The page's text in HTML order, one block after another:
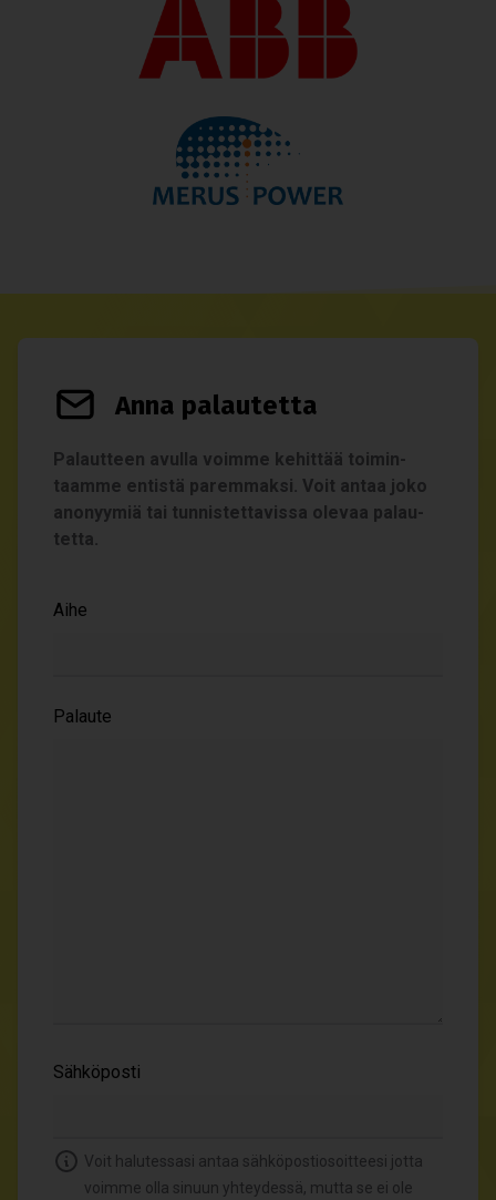
Anna palau­tetta
Palaut­teen avulla voimme kehit­tää toi­min­
taamme entistä parem­maksi. Voit antaa joko
ano­nyy­miä tai tun­nis­tet­ta­vissa ole­vaa palau­
tetta.
Aihe
Palaute
Sähköposti
Voit halutessasi antaa sähköpostiosoitteesi jotta
voimme olla sinuun yhteydessä, mutta se ei ole